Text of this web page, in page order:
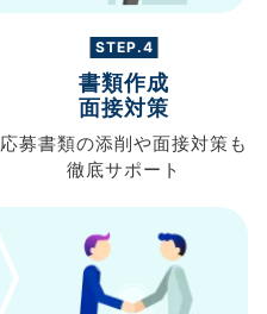
STEP.4
書類作成
面接対策
応募書類の添削や面接対策も
徹底サポート